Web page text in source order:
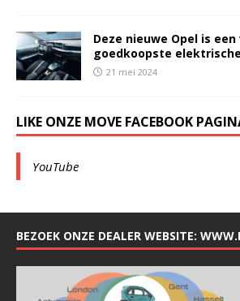
Deze nieuwe Opel is een
goedkoopste
21 mei 2024
LIKE ONZE MOVE FACEBOOK
YouTube
BEZOEK ONZE DEALER WEBSITE: